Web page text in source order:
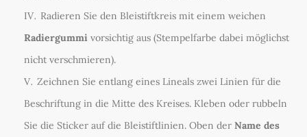
Radieren Sie den Bleistiftkreis mit einem weichen
Radiergummi vorsichtig aus (Stempelfarbe dabei möglichst
nicht verschmieren).
Zeichnen Sie entlang eines Lineals zwei Linien für die
Beschriftung in die Mitte des Kreises. Kleben oder rubbeln
Sie die Sticker auf die Bleistiftlinien. Oben der Name des